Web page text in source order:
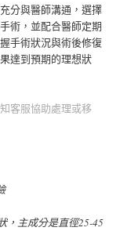
分與醫師溝通，選擇
術，並配合醫師定期
手術狀況與術後修復
達到預期的理想狀
客服協助處理或移
，主成分是直徑25-45